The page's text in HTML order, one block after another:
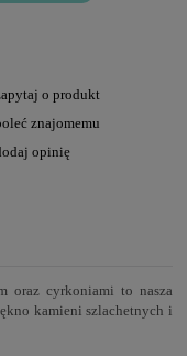
o produkt
znajomemu
opinię
oraz cyrkoniami to nasza
kamieni szlachetnych i